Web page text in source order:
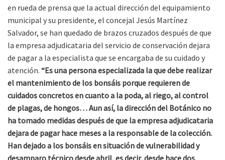
en rueda de prensa que la actual dirección del equipamiento
municipal y su presidente, el concejal Jesús Martínez
Salvador, se han quedado de brazos cruzados después de que
la empresa adjudicataria del servicio de conservación dejara
de pagar a la especialista que se encargaba de su cuidado y
atención. “Es una persona especializada la que debe realizar
el mantenimiento de los bonsáis porque requieren de
cuidados concretos en cuanto a la poda, al riego, al control
de plagas, de hongos… Aun así, la dirección del Botánico no
ha tomado medidas después de que la empresa adjudicataria
dejara de pagar hace meses a la responsable de la colección.
Han dejado a los bonsáis en situación de vulnerabilidad y
desamparo técnico desde abril, es decir, desde hace dos